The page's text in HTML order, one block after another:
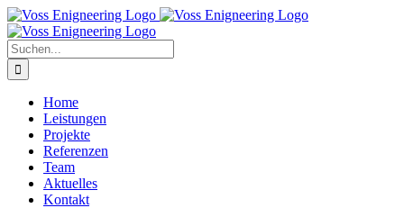
Zum
Inhalt
springen
Suche
nach:
Home
Leistungen
Projekte
Referenzen
Team
Aktuelles
Kontakt